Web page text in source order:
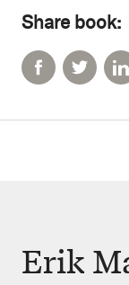
Share book:
Erik